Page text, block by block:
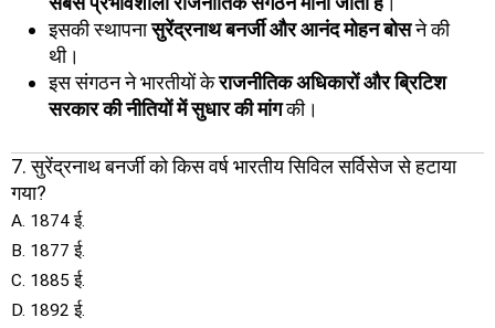
इसकी स्थापनासुरेंद्रनाथ बनर्जी और आनंद मोहन बोसने की
थी।
इस संगठन ने भारतीयों केराजनीतिक अधिकारों और ब्रिटिश
सरकार की नीतियों में सुधार की मांगकी।
7. सुरेंद्रनाथ बनर्जी को किस वर्ष भारतीय सिविल सर्विसेज से हटाया
गया?
A. 1874 ई.
B. 1877 ई.
C. 1885 ई.
D. 1892 ई.